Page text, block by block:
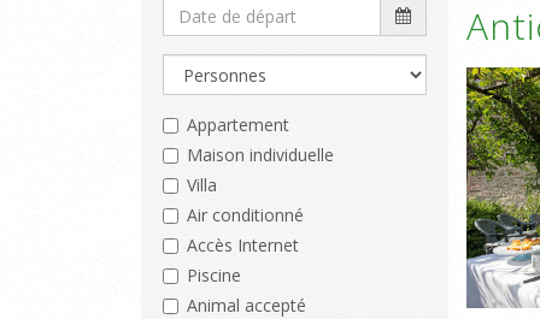
Appartement
Maison individuelle
Villa
Air conditionné
Accès Internet
Piscine
Animal accepté